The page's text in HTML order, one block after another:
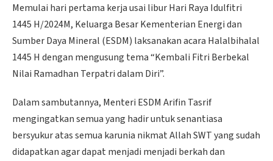
Memulai hari pertama kerja usai libur Hari Raya Idulfitri
1445 H/2024M, Keluarga Besar Kementerian Energi dan
Sumber Daya Mineral (ESDM) laksanakan acara Halalbihalal
1445 H dengan mengusung tema “Kembali Fitri Berbekal
Nilai Ramadhan Terpatri dalam Diri”.
Dalam sambutannya, Menteri ESDM Arifin Tasrif
mengingatkan semua yang hadir untuk senantiasa
bersyukur atas semua karunia nikmat Allah SWT yang sudah
didapatkan agar dapat menjadi menjadi berkah dan